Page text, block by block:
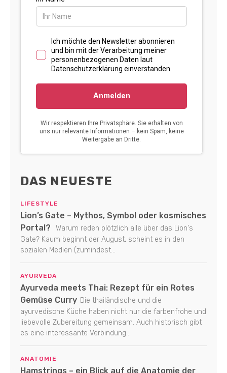
DAS NEUESTE
LIFESTYLE
Lion’s Gate – Mythos, Symbol oder kosmisches
Portal?
Warum reden plötzlich alle über das Lion's
Gate? Kaum beginnt der August, scheint es in den
sozialen Medien (zumindest...
AYURVEDA
Ayurveda meets Thai: Rezept für ein Rotes
Gemüse Curry Die thailändische und die
ayurvedische Küche haben nicht nur die farbenfrohe und
liebevolle Zubereitung gemeinsam. Auch historisch gibt
es eine interessante Verbindung...
ANATOMIE
Hamstrings – ein Blick auf die Anatomie der